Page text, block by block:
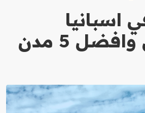
اسبانيا
للعراقيين وافضل 5 مدن